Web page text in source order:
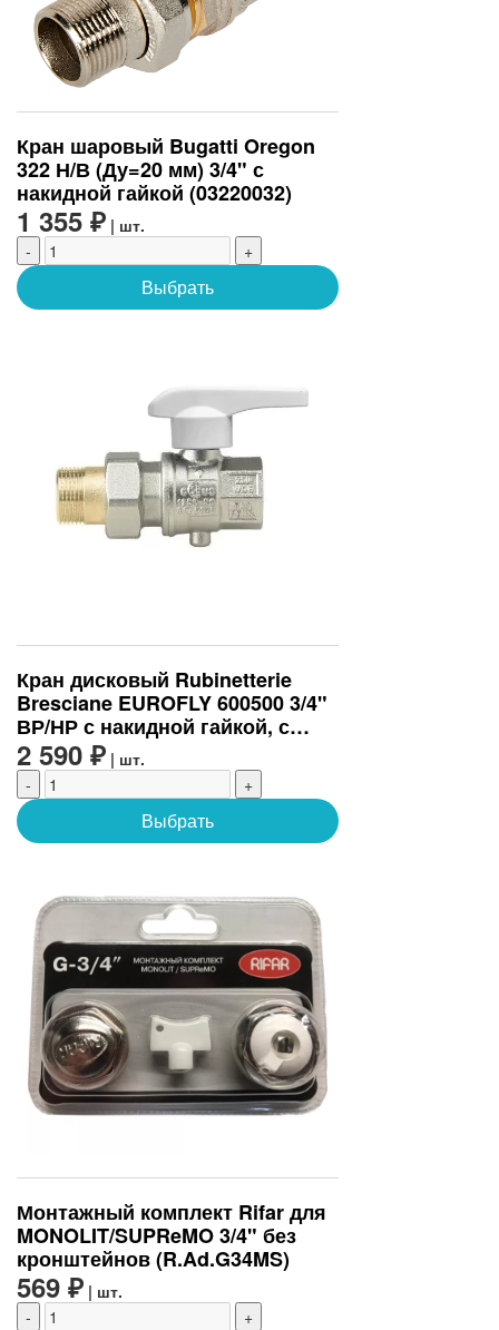
Кран шаровый Bugatti Oregon
322 Н/В (Ду=20 мм) 3/4" с
накидной гайкой (03220032)
1 355 ₽ | шт.
-
+
Выбрать
Кран дисковый Rubinetterie
Bresciane EUROFLY 600500 3/4"
ВР/НР с накидной гайкой, с
возможностью фиксации
промежуточных положений
(60050105)
2 590 ₽ | шт.
-
+
Выбрать
Монтажный комплект Rifar для
MONOLIT/SUPReMO 3/4" без
кронштейнов (R.Ad.G34MS)
569 ₽ | шт.
-
+